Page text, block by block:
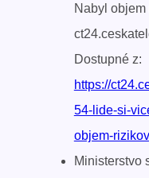
Nabyl
Dostupné z:
https://
54-lide-si-
objem-
Ministerstvo